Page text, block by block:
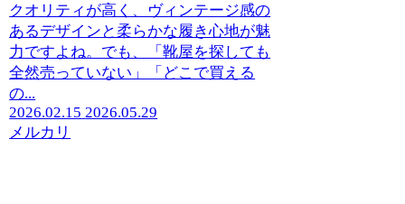
クオリティが高く、ヴィンテージ感の
あるデザインと柔らかな履き心地が魅
力ですよね。でも、「靴屋を探しても
全然売っていない」「どこで買える
の...
2026.02.15 2026.05.29
メルカリ